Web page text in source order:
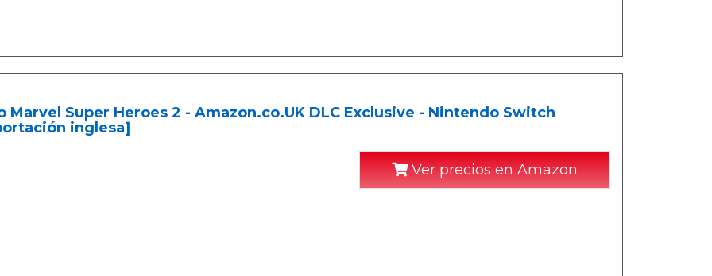
Marvel Super Heroes 2 - Amazon.co.UK DLC Exclusive - Nintendo Switch
inglesa]
Ver precios en Amazon